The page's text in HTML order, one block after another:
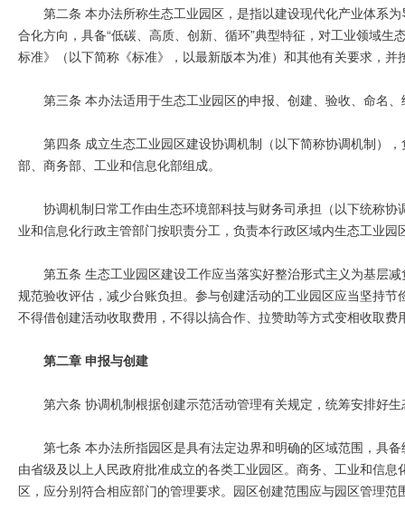
第二条 本办法所称生态工业园区，是指以建设现代化产业体系
合化方向，具备“低碳、高质、创新、循环”典型特征，对工业领域
标准》（以下简称《标准》，以最新版本为准）和其他有关要求，
第三条 本办法适用于生态工业园区的申报、创建、验收、命名
第四条 成立生态工业园区建设协调机制（以下简称协调机制）
部、商务部、工业和信息化部组成。
协调机制日常工作由生态环境部科技与财务司承担（以下统称
业和信息化行政主管部门按职责分工，负责本行政区域内生态工业
第五条 生态工业园区建设工作应当落实好整治形式主义为基层
规范验收评估，减少台账负担。参与创建活动的工业园区应当坚持
不得借创建活动收取费用，不得以搞合作、拉赞助等方式变相收取费
第二章 申报与创建
第六条 协调机制根据创建示范活动管理有关规定，统筹安排好
第七条 本办法所指园区是具有法定边界和明确的区域范围，具
由省级及以上人民政府批准成立的各类工业园区。商务、工业和信
区，应分别符合相应部门的管理要求。园区创建范围应与园区管理范